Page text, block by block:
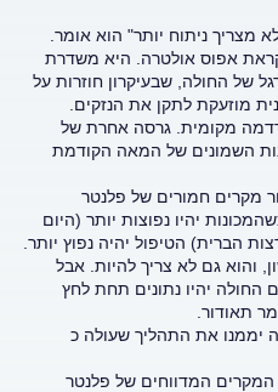
מצריך ניתוח יותר" הוא אומר.
אפוס אולטרה. היא משדרת
של החולה, שבעיקרון חוזרות על
מוזעקת לתקן את הנזקים.
מקומית. גרסה אחרת של
השמונים של המאה הקודמת
מקרים חמורים של פלנטר
יהיו נפוצות יותר (היום
והוא גם לא צריך להיות. אבל
החולה יהיו נתונים תחת לחץ
תאודור.
יממנו את התהליך שעולה כ
המקרים המדווחים של פלנטר